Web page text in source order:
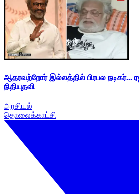
ஆதரவற்றோர் இல்லத்தில் பிரபல நடிகர்...
நிதியுதவி
அரசியல்
தொலைக்காட்சி